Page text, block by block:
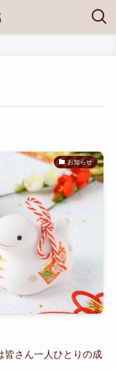
お知らせ
皆さん一人ひとりの成